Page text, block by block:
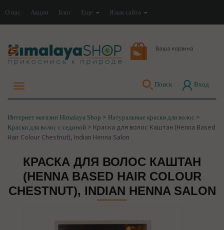
О нас Акции Блог Еще Язык сайта
Ваша корзина
Поиск Вход
Интернет магазин Himalaya Shop > Натуральные краски для волос >
Краски для волос с сединой > Краска для волос Каштан (Henna Based
Hair Colour Chestnut), Indian Henna Salon
КРАСКА ДЛЯ ВОЛОС КАШТАН
(HENNA BASED HAIR COLOUR
CHESTNUT), INDIAN HENNA SALON